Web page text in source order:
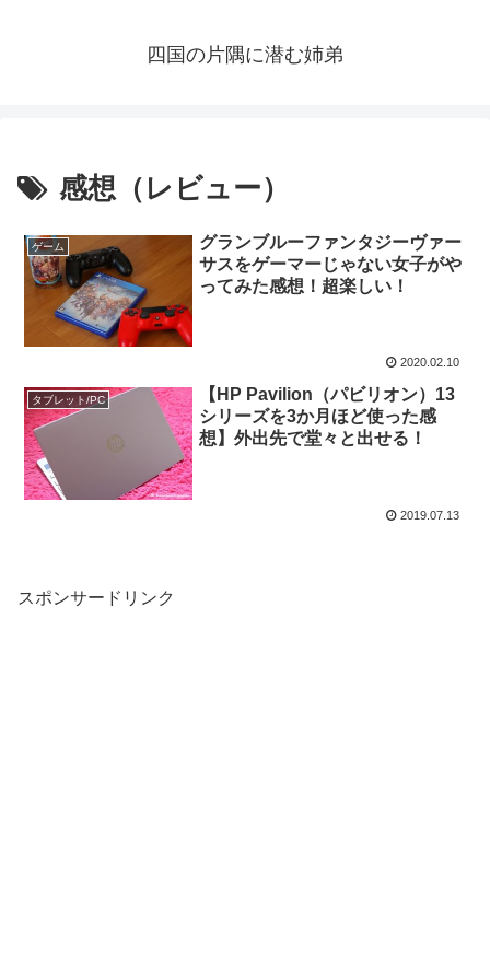
四国の片隅に潜む姉弟
感想（レビュー）
ゲーム
グランブルーファンタジーヴァー
サスをゲーマーじゃない女子がや
ってみた感想！超楽しい！
2020.02.10
タブレット/PC
【HP Pavilion（パビリオン）13
シリーズを3か月ほど使った感
想】外出先で堂々と出せる！
2019.07.13
スポンサードリンク